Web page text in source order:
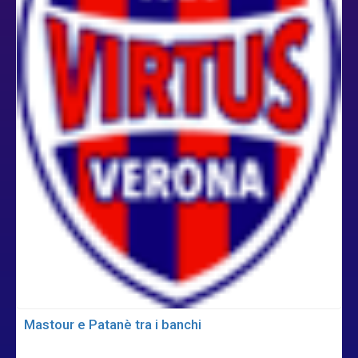
Mastour e Patanè tra i banchi